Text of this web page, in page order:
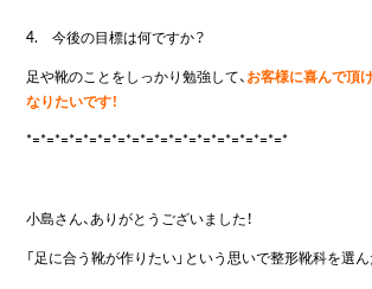
4. 今後の目標は何ですか？
足や靴のことをしっかり勉強して、お客様に喜んで頂
なりたいです！
*=*=*=*=*=*=*=*=*=*=*=*=*=*=*=*=*=*=*
小島さん、ありがとうございました！
「足に合う靴が作りたい」という思いで整形靴科を選